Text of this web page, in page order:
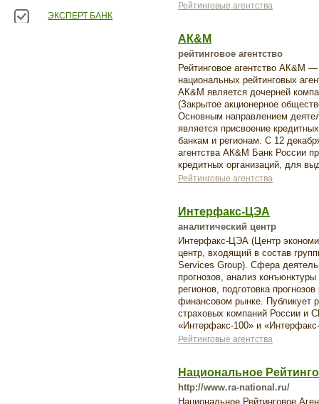
ЭКСПЕРТ БАНК
Рейтинговые агентства
АК&М
рейтинговое агентство
Рейтинговое агентство АК&М
национальных рейтинговых
АК&М является дочерней
(Закрытое акционерное
Основным направлением
является присвоение
банкам и регионам. С 12
агентства АК&M Банк России
кредитных организаций, для
Рейтинговые агентства
Интерфакс-ЦЭА
аналитический центр
Интерфакс-ЦЭА (Центр
центр, входящий в состав
Services Group). Сфера
прогнозов, анализ
регионов, подготовка
финансовом рынке. Публикует
страховых компаний России и
«Интерфакс-100» и
Рейтинговые агентства
Национальное
http://www.ra-national.ru/
Национальное Рейтинговое